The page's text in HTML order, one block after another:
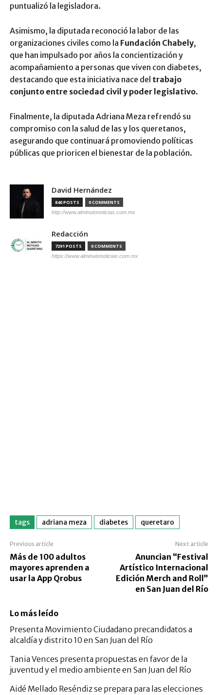
puntualizó la legisladora.
Asimismo, la diputada reconoció la labor de las
organizaciones civiles como la Fundación Chabely,
que han impulsado por años la concientización y
acompañamiento a personas que viven con diabetes,
destacando que esta iniciativa nace del trabajo
conjunto entre sociedad civil y poder legislativo.
Finalmente, la diputada Adriana Meza refrendó su
compromiso con la salud de las y los queretanos,
asegurando que continuará promoviendo políticas
públicas que prioricen el bienestar de la población.
David Hernández
840 POSTS 0 COMMENTS
http://www.alminutonoticias.com.mx
Redacción
7291 POSTS 0 COMMENTS
https://www.alminutonoticias.com.mx
tags adriana meza diabetes queretaro
Previous article
Más de 100 adultos
mayores aprenden a
usar la App Qrobus
Next article
Anuncian “Festival
Artístico Internacional
Edición Merch and Roll”
en San Juan del Río
Lo más leído
Presenta Movimiento Ciudadano precandidatos a
alcaldía y distrito 10 en San Juan del Río
Tania Vences presenta propuestas en favor de la
juventud y el medio ambiente en San Juan del Río
Aidé Mellado Reséndiz se prepara para las elecciones